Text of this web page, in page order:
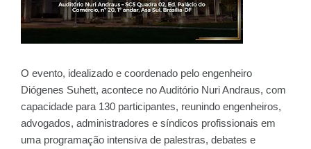
O evento, idealizado e coordenado pelo engenheiro
Diógenes Suhett, acontece no Auditório Nuri Andraus, com
capacidade para 130 participantes, reunindo engenheiros,
advogados, administradores e síndicos profissionais em
uma programação intensiva de palestras, debates e